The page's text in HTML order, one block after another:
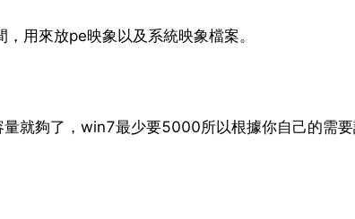
用來放pe映象以及系統映象檔案。
就夠了，win7最少要5000所以根據你自己的需要